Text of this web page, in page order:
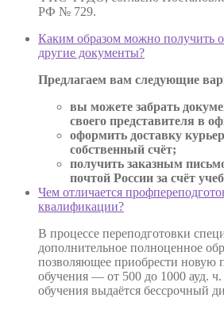
РФ № 729.
Каким образом можно получить
другие документы?
Предлагаем вам следующие
вы можете забрать
своего представителя в
оформить доставку
собственный счёт;
получить заказным
почтой России за счёт
Чем отличается
квалификации?
В процессе переподготовки
дополнительное полноценное
позволяющее приобрести новую
обучения — от 500 до 1000 ауд.
обучения выдаётся бессрочный